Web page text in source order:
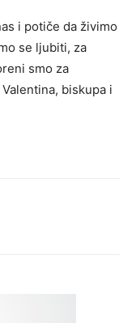
i potiče da živimo
se ljubiti, za
smo za
biskupa i